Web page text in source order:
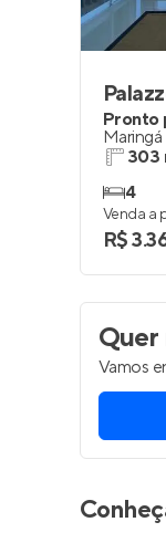
Pronto
Maringá
303
4
Venda a
R$
Quer
Vamos